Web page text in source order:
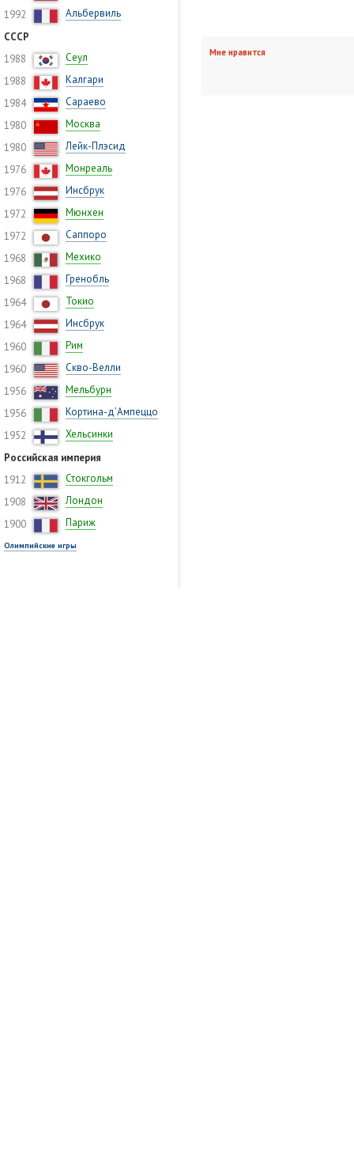
1992
Альбервиль
СССР
1988
Сеул
1988
Калгари
1984
Сараево
1980
Москва
1980
Лейк-Плэсид
1976
Монреаль
1976
Инсбрук
1972
Мюнхен
1972
Саппоро
1968
Мехико
1968
Гренобль
1964
Токио
1964
Инсбрук
1960
Рим
1960
Скво-Велли
1956
Мельбурн
1956
Кортина-д’Ампеццо
1952
Хельсинки
Российская империя
1912
Стокгольм
1908
Лондон
1900
Париж
Олимпийские игры
Мне нравится